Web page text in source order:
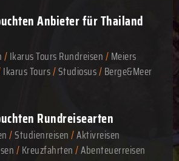
Anbieter für Thailand
/Ikarus Tours Rundreisen/Meiers
Ikarus Tours/Studiosus/Berge&Meer
Rundreisearten
/Studienreisen/Aktivreisen
/Kreuzfahrten/Abenteuerreisen